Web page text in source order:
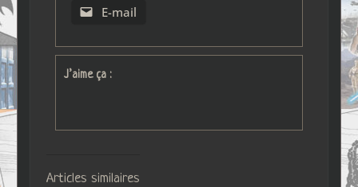
E-mail
J’aime ça :
Articles similaires